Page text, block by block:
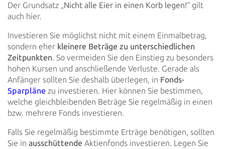
Der Grundsatz „Nicht alle Eier in einen Korb legen!“ gilt
auch hier.
Investieren Sie möglichst nicht mit einem Einmalbetrag,
sondern eher kleinere Beträge zu unterschiedlichen
Zeitpunkten. So vermeiden Sie den Einstieg zu besonders
hohen Kursen und anschließende Verluste. Gerade als
Anfänger sollten Sie deshalb überlegen, in Fonds-
Sparpläne zu investieren. Hier können Sie bestimmen,
welche gleichbleibenden Beträge Sie regelmäßig in einen
bzw. mehrere Fonds investieren.
Falls Sie regelmäßig bestimmte Erträge benötigen, sollten
Sie in ausschüttende Aktienfonds investieren. Legen Sie